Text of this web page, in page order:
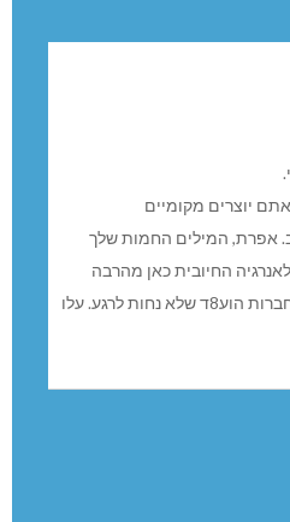
יוצרים מקומיים
אפרת, המילים החמות שלך
החיובית כאן מהרבה
אנשים טובים ונפלאים כמו חברות הוע8ד שלא נחות לרגע. עלו